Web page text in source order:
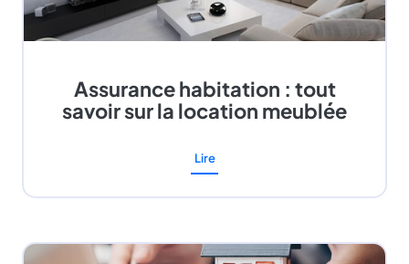
Assurance habitation : tout
savoir sur la location meublée
Lire